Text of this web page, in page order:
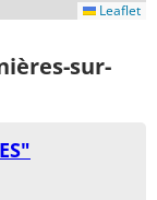
Leaflet
sur-